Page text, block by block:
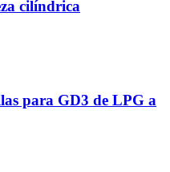
cilíndrica
para GD3 de LPG a